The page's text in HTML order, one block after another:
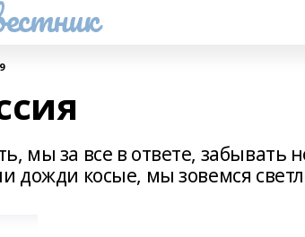
мы за все в ответе, забывать
дожди косые, мы зовемся